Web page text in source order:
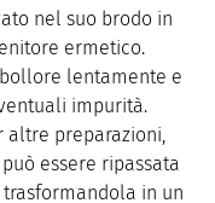
nel suo brodo in
ermetico.
lentamente e
impurità.
preparazioni,
essere ripassata
in un